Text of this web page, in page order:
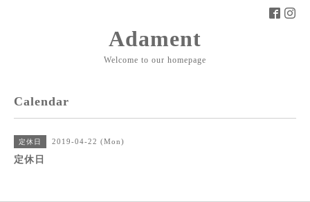
Adament
Welcome to our homepage
Calendar
定休日 2019-04-22 (Mon)
定休日